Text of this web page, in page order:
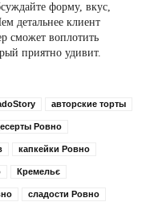
форму, вкус,
детальнее клиент
сможет воплотить
приятно удивит.
авторские торты
Ровно
капкейки Ровно
Кремельє
сладости Ровно